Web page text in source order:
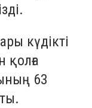
күдікті
63